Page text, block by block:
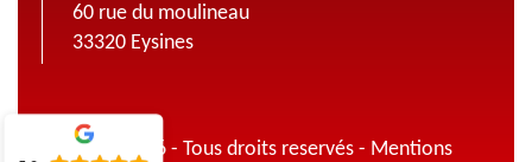
60 rue du moulineau
33320 Eysines
© 2022 - 2026 - Tous droits reservés - Mentions